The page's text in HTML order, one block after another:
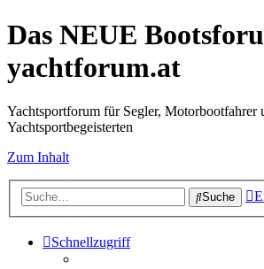
Das NEUE
yachtforum.at
Yachtsportforum für Segler, Motorbootfahrer
Yachtsportbegeisterten
Zum Inhalt
Suche
Schnellzugriff